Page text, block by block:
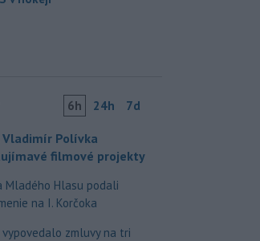
6h 24h 7d
Vladimír Polívka
filmové projekty
Mladého Hlasu podali
na I. Korčoka
zmluvy na tri